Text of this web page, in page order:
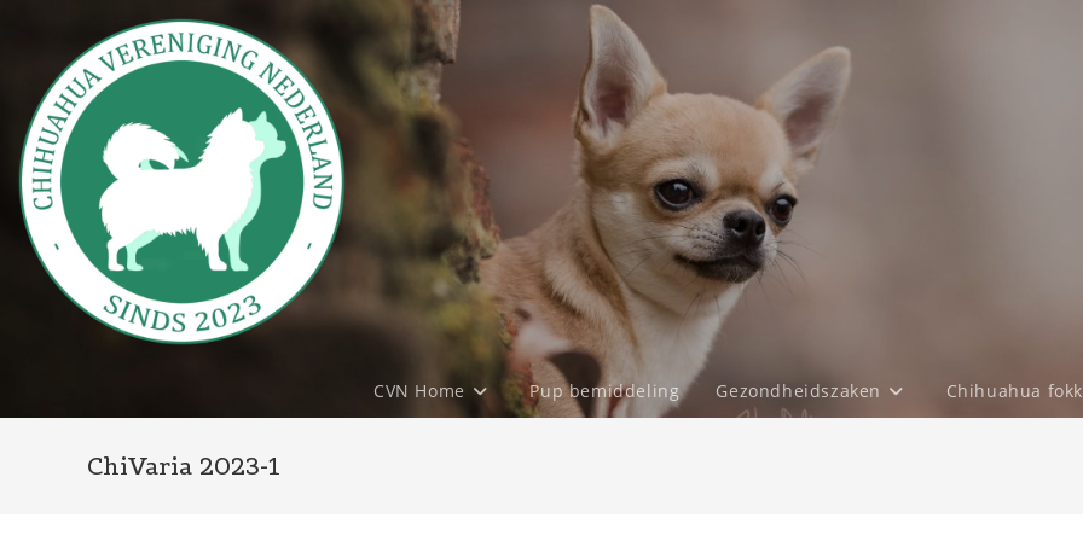
inhoud
CVN Home Pup bemiddeling Gezondheidszaken Chihuahua
ChiVaria 2023-1